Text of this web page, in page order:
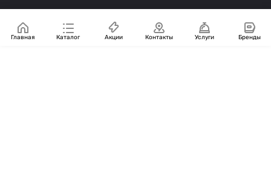
Главная Каталог Акции Контакты Услуги Бренды